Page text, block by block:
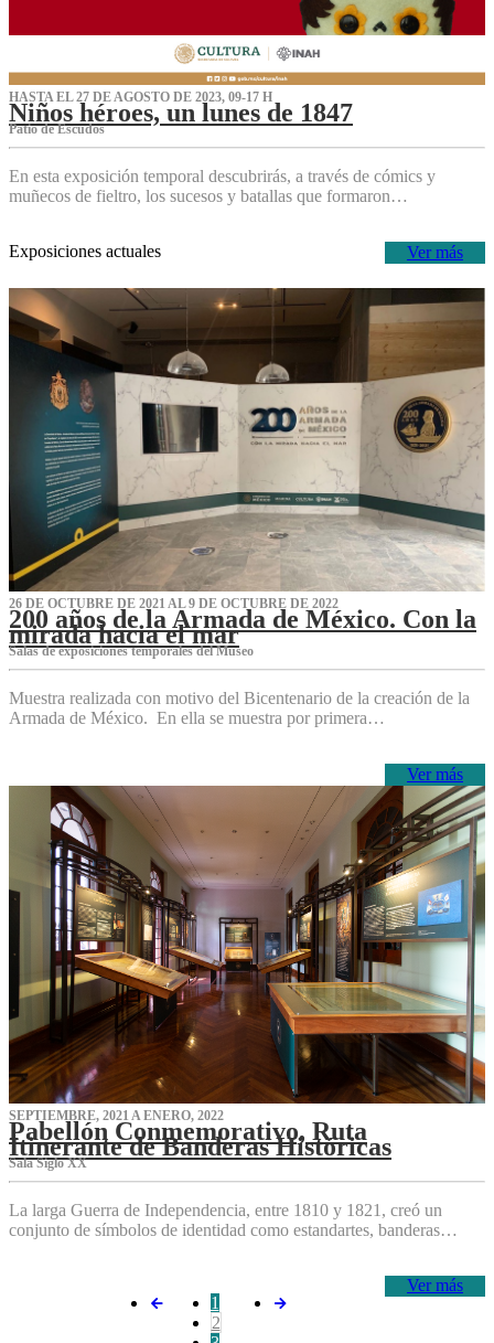
HASTA EL 27 DE AGOSTO DE 2023, 09-17 H
Niños héroes, un lunes de 1847
Patio de Escudos
En esta exposición temporal descubrirás, a través de cómics y
muñecos de fieltro, los sucesos y batallas que formaron…
Ver más
Exposiciones actuales
26 DE OCTUBRE DE 2021 AL 9 DE OCTUBRE DE 2022
200 años de la Armada de México. Con la
mirada hacia el mar
Salas de exposiciones temporales del Museo‌
Muestra realizada con motivo del Bicentenario de la creación de la
Armada de México. En ella se muestra por primera…
Ver más
SEPTIEMBRE, 2021 A ENERO, 2022
Pabellón Conmemorativo, Ruta
Itinerante de Banderas Históricas
Sala Siglo XX
La larga Guerra de Independencia, entre 1810 y 1821, creó un
conjunto de símbolos de identidad como estandartes, banderas…
Ver más
1
2